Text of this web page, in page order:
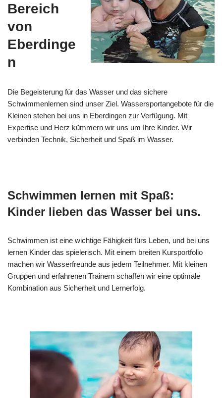
Bereich
von
Eberdinge
n
Die Begeisterung für das Wasser und das sichere
Schwimmenlernen sind unser Ziel. Wassersportangebote für die
Kleinen stehen bei uns in Eberdingen zur Verfügung. Mit
Expertise und Herz kümmern wir uns um Ihre Kinder. Wir
verbinden Technik, Sicherheit und Spaß im Wasser.
Schwimmen lernen mit Spaß:
Kinder lieben das Wasser bei uns.
Schwimmen ist eine wichtige Fähigkeit fürs Leben, und bei uns
lernen Kinder das spielerisch. Mit einem breiten Kursportfolio
machen wir Wasserfreunde aus jedem Teilnehmer. Mit kleinen
Gruppen und erfahrenen Trainern schaffen wir eine optimale
Kombination aus Sicherheit und Lernerfolg.